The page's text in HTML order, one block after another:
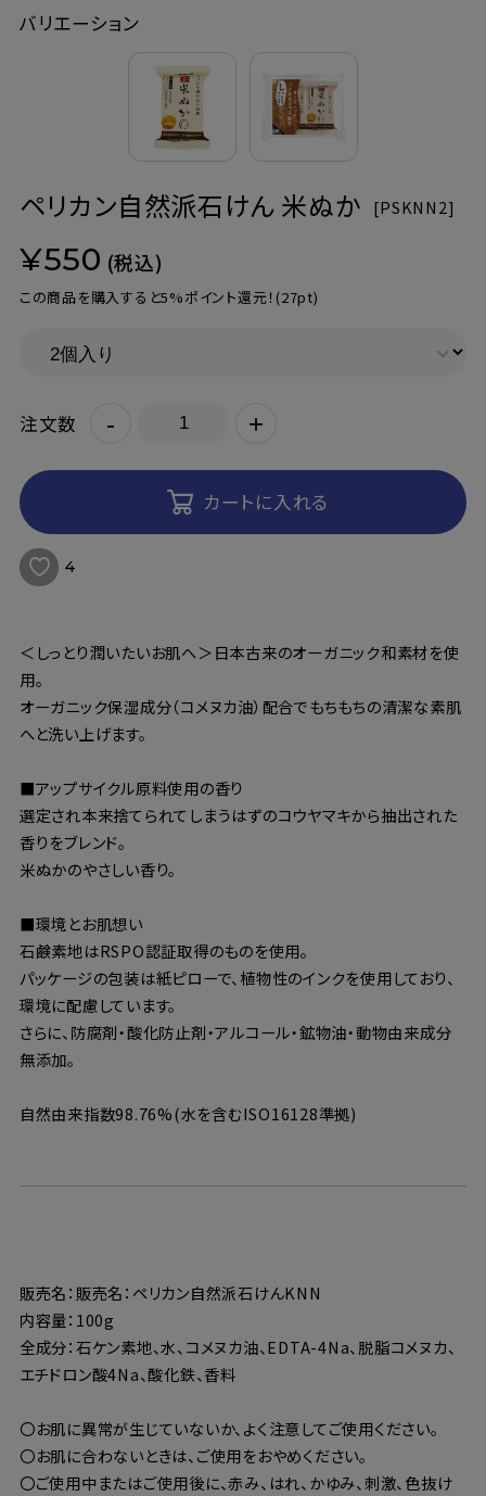
会員登録でお得
バリエーション
ペリカン自然派石けん 米ぬか [PSKNN2]
¥550 (税込)
この商品を購入すると5%ポイント還元！ (27pt)
注文数 - +
カートに入れる
4
＜しっとり潤いたいお肌へ＞日本古来のオーガニック和素材を使
用。
オーガニック保湿成分（コメヌカ油）配合でもちもちの清潔な素肌
へと洗い上げます。
■アップサイクル原料使用の香り
選定され本来捨てられてしまうはずのコウヤマキから抽出された
香りをブレンド。
米ぬかのやさしい香り。
■環境とお肌想い
石鹸素地はRSPO認証取得のものを使用。
パッケージの包装は紙ピローで、植物性のインクを使用しており、
環境に配慮しています。
さらに、防腐剤・酸化防止剤・アルコール・鉱物油・動物由来成分
無添加。
自然由来指数98.76%(水を含むISO16128準拠)
販売名：販売名：ペリカン自然派石けんKNN
内容量：100g
全成分：石ケン素地、水、コメヌカ油、EDTA-4Na、脱脂コメヌカ、
エチドロン酸4Na、酸化鉄、香料
〇お肌に異常が生じていないか、よく注意してご使用ください。
〇お肌に合わないときは、ご使用をおやめください。
〇ご使用中またはご使用後に、赤み、はれ、かゆみ、刺激、色抜け